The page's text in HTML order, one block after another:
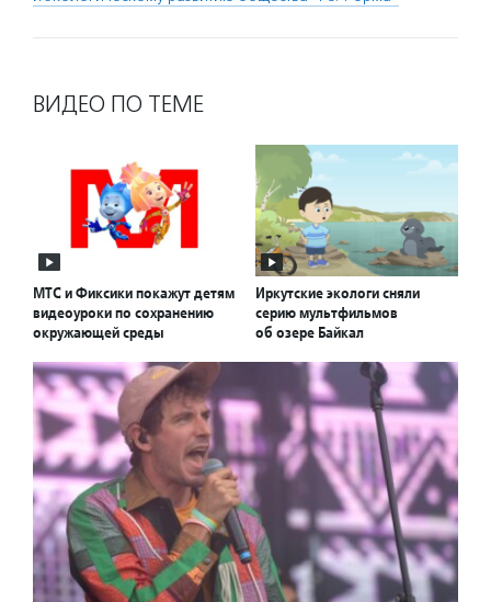
ВИДЕО ПО ТЕМЕ
МТС и Фиксики покажут детям
видеоуроки по сохранению
окружающей среды
Иркутские экологи сняли
серию мультфильмов
об озере Байкал